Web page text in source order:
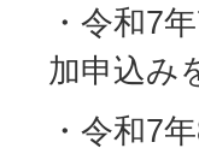
・令和7
加申込み
・令和7